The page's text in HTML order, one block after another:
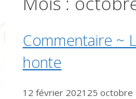
Commentaire ~
honte
12 février 2021 25 octobre